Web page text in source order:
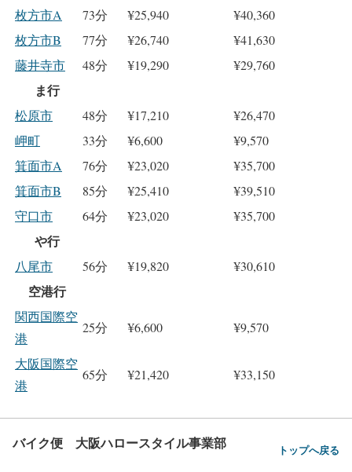
枚方市A
73分 ¥25,940
¥40,360
枚方市B
77分 ¥26,740
¥41,630
藤井寺市
48分 ¥19,290 ¥29,760
ま行
松原市 48分 ¥17,210
¥26,470
岬町
33分 ¥6,600
¥9,570
箕面市A
76分 ¥23,020
¥35,700
箕面市B
85分 ¥25,410
¥39,510
守口市
64分 ¥23,020 ¥35,700
や行
八尾市 56分 ¥19,820 ¥30,610
空港行
関西国際空
港
25分 ¥6,600 ¥9,570
大阪国際空
港
65分 ¥21,420 ¥33,150
バイク便 大阪ハロースタイル事業部 トップへ戻る